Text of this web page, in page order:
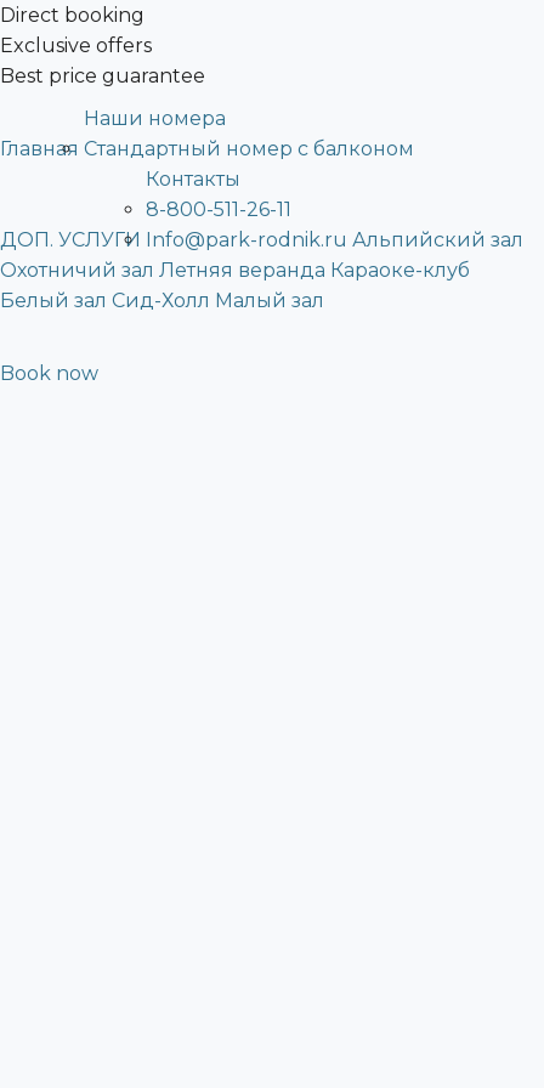
Direct booking
Exclusive offers
Best price guarantee
Главная
Наши номера
Стандартный номер с балконом
ДОП. УСЛУГИ
Контакты
8-800-511-26-11
Info@park-rodnik.ru Альпийский зал
Охотничий зал Летняя веранда Караоке-клуб
Белый зал Сид-Холл Малый зал
Book now